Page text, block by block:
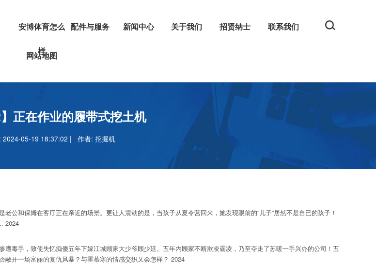
安博体育怎么
样
挖掘机
配件与服务 新闻中心
安博足球官网
关于我们 招贤纳士 联系我们
网站地图
】正在作业的履带式挖土机
2024-05-19 18:37:02 | 作者: 挖掘机
和保姆在客厅正在亲近的场景。更让人震动的是，当孩子从夏令营回来，她发现眼前的“儿子”居然不是自已的孩子！
2024
手，致使失忆痴傻五年下嫁江城顾家大少爷顾少廷。五年内顾家不断欺凌霸凌，乃至夺走了苏暖一手兴办的公司！五
开一场富丽的复仇风暴？与霍慕寒的情感交织又会怎样？ 2024